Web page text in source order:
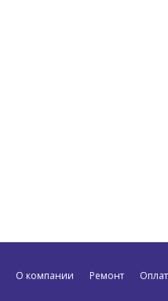
О компании Ремонт